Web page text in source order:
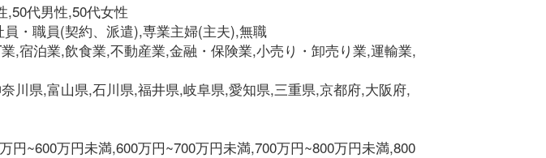
,50代男性,50代女性
・職員(契約、派遣),専業主婦(主夫),無職
,宿泊業,飲食業,不動産業,金融・保険業,小売り・卸売り業,運輸業,
川県,富山県,石川県,福井県,岐阜県,愛知県,三重県,京都府,大阪府,
~600万円未満,600万円~700万円未満,700万円~800万円未満,800